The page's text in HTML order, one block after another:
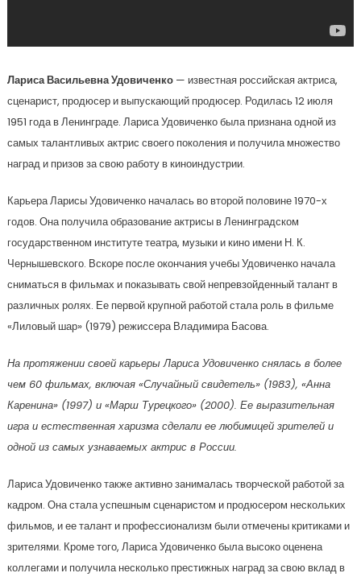
Лариса Васильевна Удовиченко— известная российская актриса,
сценарист, продюсер и выпускающий продюсер. Родилась 12 июля
1951 года в Ленинграде. Лариса Удовиченко была признана одной из
самых талантливых актрис своего поколения и получила множество
наград и призов за свою работу в киноиндустрии.
Карьера Ларисы Удовиченко началась во второй половине 1970-х
годов. Она получила образование актрисы в Ленинградском
государственном институте театра, музыки и кино имени Н. К.
Чернышевского. Вскоре после окончания учебы Удовиченко начала
сниматься в фильмах и показывать свой непревзойденный талант в
различных ролях. Ее первой крупной работой стала роль в фильме
«Лиловый шар» (1979) режиссера Владимира Басова.
На протяжении своей карьеры Лариса Удовиченко снялась в более
чем 60 фильмах, включая «Случайный свидетель» (1983), «Анна
Каренина» (1997) и «Марш Турецкого» (2000). Ее выразительная
игра и естественная харизма сделали ее любимицей зрителей и
одной из самых узнаваемых актрис в России.
Лариса Удовиченко также активно занималась творческой работой за
кадром. Она стала успешным сценаристом и продюсером нескольких
фильмов, и ее талант и профессионализм были отмечены критиками и
зрителями. Кроме того, Лариса Удовиченко была высоко оценена
коллегами и получила несколько престижных наград за свою вклад в